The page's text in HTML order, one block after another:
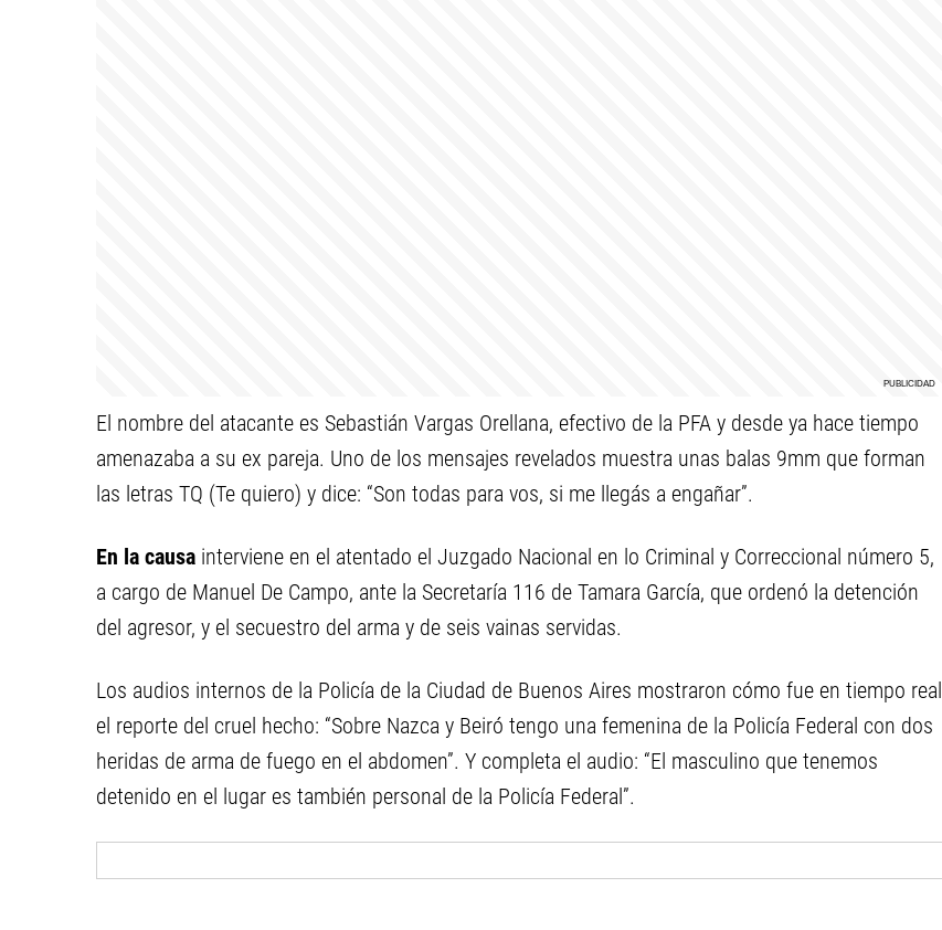
El nombre del atacante es Sebastián Vargas Orellana, efectivo de la PFA y desde ya hace tiempo
amenazaba a su ex pareja. Uno de los mensajes revelados muestra unas balas 9mm que forman
las letras TQ (Te quiero) y dice: “Son todas para vos, si me llegás a engañar”.
En la causa interviene en el atentado el Juzgado Nacional en lo Criminal y Correccional número 5,
a cargo de Manuel De Campo, ante la Secretaría 116 de Tamara García, que ordenó la detención
del agresor, y el secuestro del arma y de seis vainas servidas.
Los audios internos de la Policía de la Ciudad de Buenos Aires mostraron cómo fue en tiempo real
el reporte del cruel hecho: “Sobre Nazca y Beiró tengo una femenina de la Policía Federal con dos
heridas de arma de fuego en el abdomen”. Y completa el audio: “El masculino que tenemos
detenido en el lugar es también personal de la Policía Federal”.